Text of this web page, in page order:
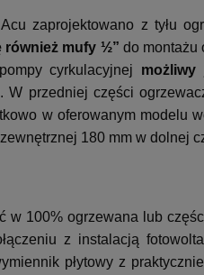
zaprojektowano z tyłu
również mufy ½” do montażu
cyrkulacyjnej możliwy
W przedniej części
w oferowanym
180 mm w dolnej
w 100% ogrzewana lub
z instalacją
płytowy z